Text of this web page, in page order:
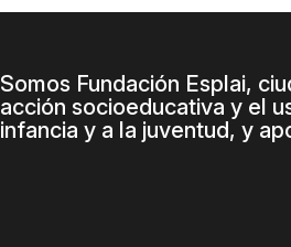
Somos Fundación Esplai,
acción socioeducativa y el
infancia y a la juventud, y